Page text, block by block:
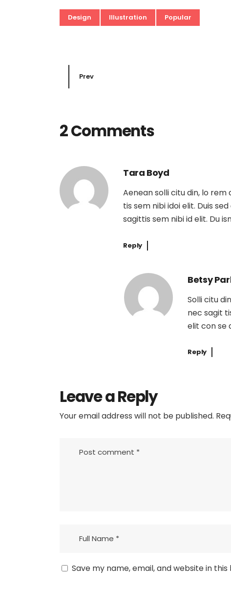
Design Illustration Popular
Prev
2 Comments
Tara Boyd
Aenean solli citu din, lo
tis sem nibi idoi elit. Duis
sagittis sem nibi id elit. Du
Reply
Betsy
Solli citu
nec sagit
elit con se
Reply
Leave a Reply
Your email address will not be published.
Save my name, email, and website in